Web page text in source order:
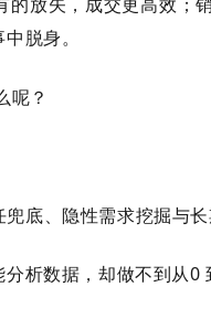
脱身。
呢？
底、隐性需求挖掘与长
析数据，却做不到从0